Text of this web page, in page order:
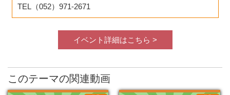
TEL（052）971-2671
イベント詳細はこちら >
このテーマの関連動画